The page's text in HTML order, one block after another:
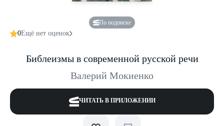
По подписке
0Ещё нет оценок
Библеизмы в современной русской речи
Валерий Мокиенко
ЧИТАТЬ В ПРИЛОЖЕНИИ